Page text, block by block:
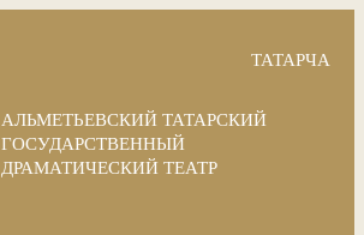
АЛЬМЕТЬЕВСКИЙ ТАТАРСКИЙ
ГОСУДАРСТВЕННЫЙ
ДРАМАТИЧЕСКИЙ ТЕАТР
ТАТАРЧА